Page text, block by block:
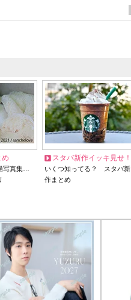
め
写真集…
スタバ新作イッキ見せ！
いくつ知ってる？ スタバ新
作まとめ